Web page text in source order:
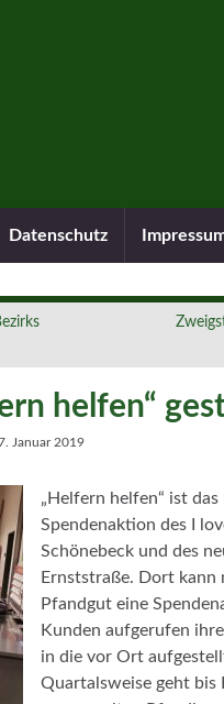
Datenschutz
helfen“
Januar 2019
„Helfern helfen“ ist
Spendenaktion des I
Schönebeck und des
Ernststraße. Dort kann
Pfandgut eine
Kunden aufgerufen
in die vor Ort
Quartalsweise geht bis